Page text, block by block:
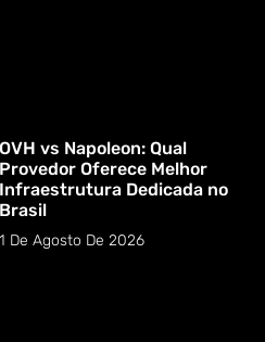
OVH vs Napoleon: Qual
Provedor Oferece Melhor
Infraestrutura Dedicada no
Brasil
1 De Agosto De 2026